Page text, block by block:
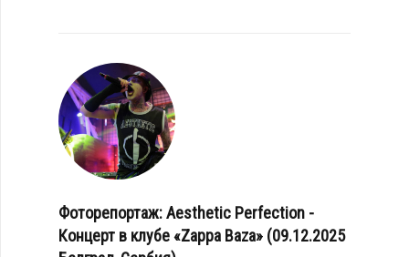
Фоторепортаж: Aesthetic Perfection -
Концерт в клубе «Zappa Baza» (09.12.2025